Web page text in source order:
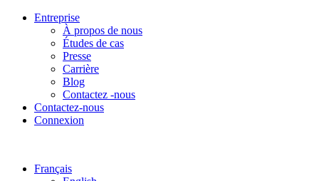
Entreprise
À propos de nous
Études de cas
Presse
Carrière
Blog
Contactez -nous
Contactez-nous
Connexion
Français